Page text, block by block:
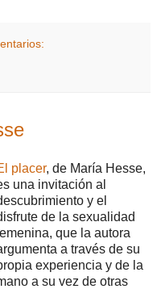
placer, de María Hesse,
una invitación al
y el
de la sexualidad
que la autora
a través de su
experiencia y de la
a su vez de otras